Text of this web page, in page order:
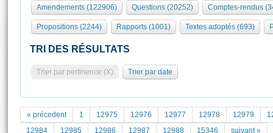
Groupes politiques
Europe et International
Pétitions
Documents parlementaires
Organisation de l'Assemblée
Présidence Conférence des Présidents Bureau Collège des
Statistiques et chiffres clés
Documents de référence
( Constitution | Règlement de l'Assemblée ... )
Assister à une séance
La Bibliothèque
Amendements (122906) Questions (20252) Comptes-rendus
Propositions (2244) Rapports (1001) Textes adoptés (693)
TRI DES RÉSULTATS
Trier par pertinence (X) Trier par date
« précedent 1 12975 12976 12977 12978 12979
12984
12985 12986 12987 12988 15346 suivant »